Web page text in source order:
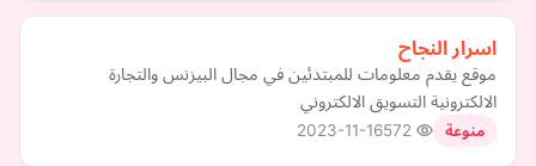
اسرار النجاح
موقع يقدم معلومات للمبتدئين في مجال البيزنس والتجارة
الالكترونية التسويق الالكتروني
منوعة 2023-11-16